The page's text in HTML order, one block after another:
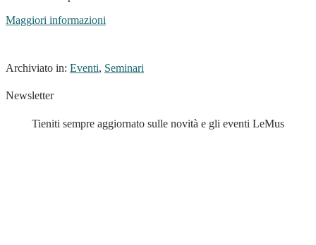
Maggiori informazioni
Archiviato in: Eventi, Seminari
Newsletter
Tieniti sempre aggiornato sulle novità e gli eventi LeMus